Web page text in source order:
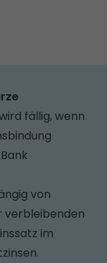
fällig, wenn
von
verbleibenden
im